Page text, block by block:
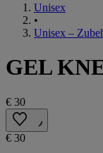
Unisex
•
Unisex –
GEL
€ 30
€ 30